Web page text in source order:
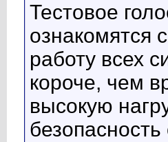
Тестовое
ознакомятся
работу всех
короче, чем
высокую